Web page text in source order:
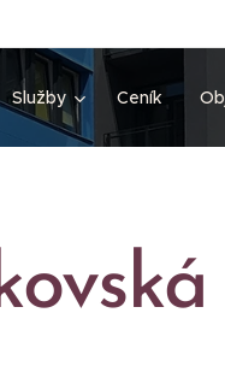
Služby Ceník